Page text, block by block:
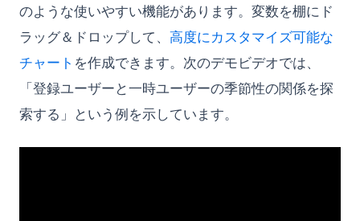
のような使いやすい機能があります。変数を棚にド
ラッグ＆ドロップして、 高度にカスタマイズ可能な
チャート (opens in a new tab)
を作成できます。次のデモビデオでは、
「登録ユーザーと一時ユーザーの季節性の関係を探
索する」という例を示しています。